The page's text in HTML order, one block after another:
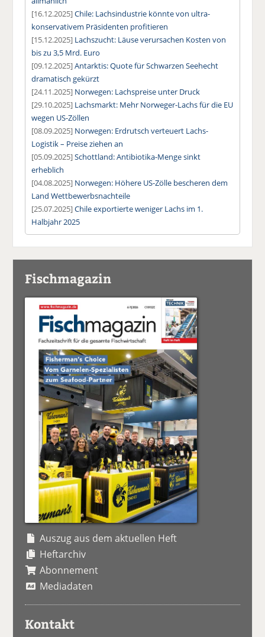
[16.12.2025]Chile: Lachsindustrie könnte von ultra-
konservativem Präsidenten profitieren
[15.12.2025] Lachszucht: Läuse verursachen Kosten von
bis zu 3,5 Mrd. Euro
[09.12.2025]Antarktis: Quote für Schwarzen Seehecht
dramatisch gekürzt
[24.11.2025] Norwegen: Lachspreise unter Druck
[29.10.2025] Lachsmarkt: Mehr Norweger-Lachs für die EU
wegen US-Zöllen
[08.09.2025] Norwegen: Erdrutsch verteuert Lachs-
Logistik – Preise ziehen an
[05.09.2025]Schottland: Antibiotika-Menge sinkt
erheblich
[04.08.2025] Norwegen: Höhere US-Zölle bescheren dem
Land Wettbewerbsnachteile
[25.07.2025]Chile exportierte weniger Lachs im 1.
Halbjahr 2025
Fischmagazin
Auszug aus dem aktuellen Heft
Heftarchiv
Abonnement
Mediadaten
Kontakt